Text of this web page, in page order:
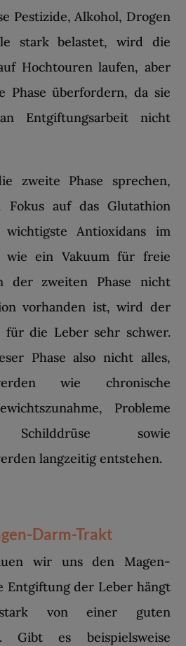
Pestizide, Alkohol, Drogen
stark belastet, wird die
Hochtouren laufen, aber
Phase überfordern, da sie
Entgiftungsarbeit nicht
zweite Phase sprechen,
Fokus auf das Glutathion
Antioxidans im
ein Vakuum für freie
der zweiten Phase nicht
vorhanden ist, wird der
für die Leber sehr schwer.
Phase also nicht alles,
wie chronische
Probleme
sowie
langzeitig entstehen.
Darm-Trakt
wir uns den Magen-
Entgiftung der Leber hängt
von einer guten
Gibt es beispielsweise